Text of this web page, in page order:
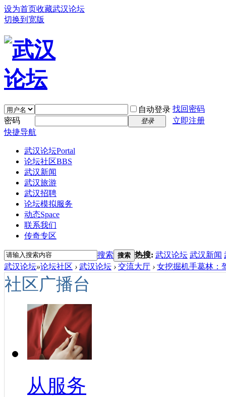
设为首页收藏武汉论坛
切换到宽版
自动登录 找回密码
密码
登录
立即注册
快捷导航
武汉论坛Portal
论坛社区BBS
武汉新闻
武汉旅游
武汉招聘
论坛模拟服务
动态Space
联系我们
传奇专区
搜索 搜索 热搜: 武汉论坛 武汉新闻
武汉论坛»论坛社区 › 武汉论坛 › 交流大厅 › 女挖掘机手葛林：
社区广播台
从服务